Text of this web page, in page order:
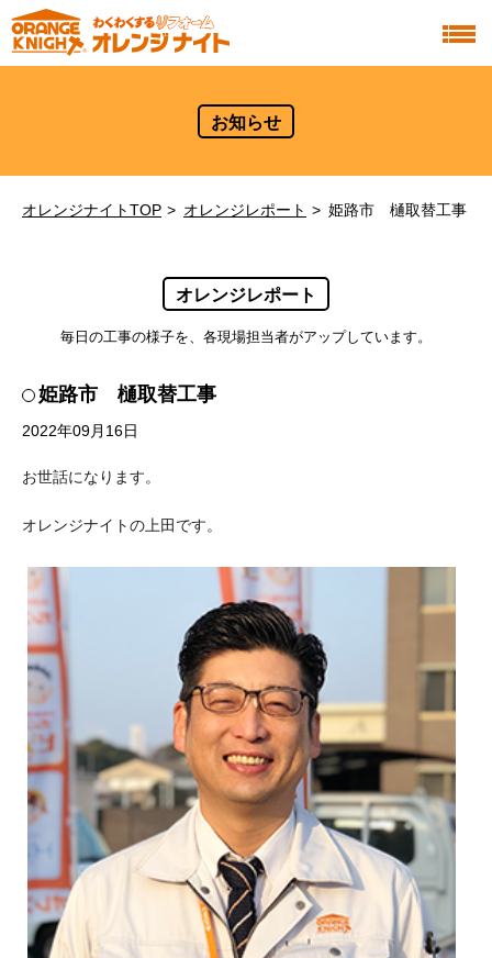
お知らせ
オレンジナイトTOP オレンジレポート 姫路市 樋取替工事
オレンジレポート
毎日の工事の様子を、各現場担当者がアップしています。
姫路市 樋取替工事
2022年09月16日
お世話になります。
オレンジナイトの上田です。